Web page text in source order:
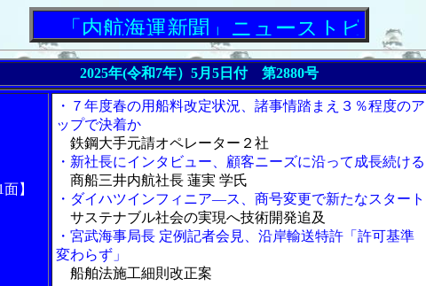
「内航海運新聞」ニューストピックス
2025年(令和7年）5月5日付 第2880号
】
・７年度春の用船料改定状況、諸事情踏まえ３％程度のア
ップで決着か
鉄鋼大手元請オペレーター２社
・新社長にインタビュー、顧客ニーズに沿って成長続ける
商船三井内航社長 蓮実 学氏
・ダイハツインフィニア―ス、商号変更で新たなスタート
サステナブル社会の実現へ技術開発追及
・宮武海事局長 定例記者会見、沿岸輸送特許「許可基準
変わらず」
船舶法施工細則改正案